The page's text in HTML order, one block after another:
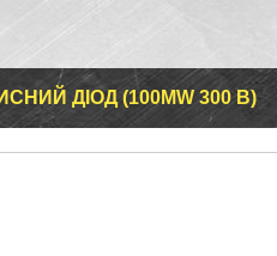
ДІОД (100MW 300 В)